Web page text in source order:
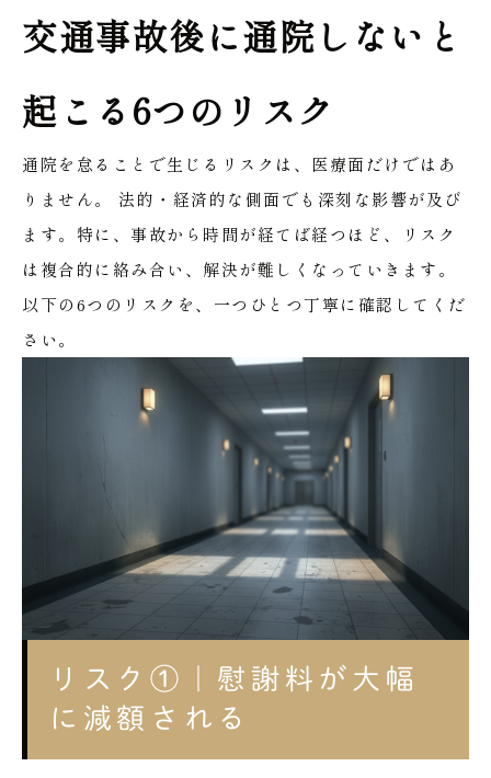
交通事故後に通院しないと
起こる6つのリスク
通院を怠ることで生じるリスクは、医療面だけではあ
りません。
法的・経済的な側面でも深刻な影響が及び
ます。特に、事故から時間が経てば経つほど、リスク
は複合的に絡み合い、解決が難しくなっていきます。
以下の6つのリスクを、一つひとつ丁寧に確認してくだ
さい。
リスク①｜慰謝料が大幅
に減額される